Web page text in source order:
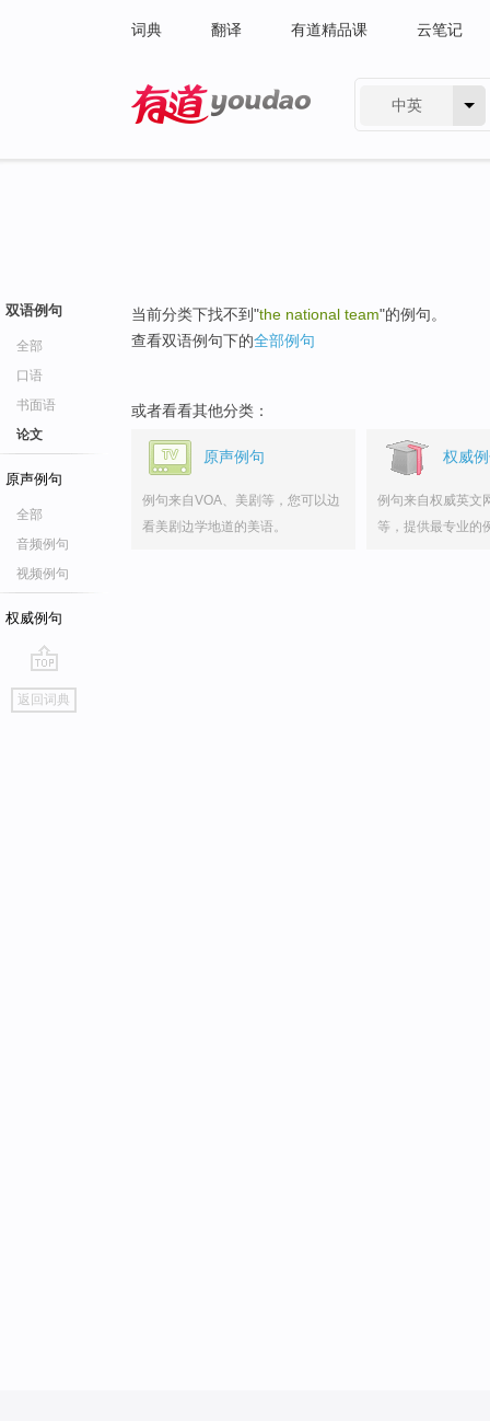
词典 翻译 有道精品课 云笔记
中英
双语例句
全部
口语
书面语
论文
原声例句
全部
音频例句
视频例句
权威例句
go
top
返回词典
当前分类下找不到"the national team"的例句。
查看双语例句下的全部例句
或者看看其他分类：
原声例句
例句来自VOA、美剧等，您可以边
看美剧边学地道的美语。
权威
例句来自权威英文
等，提供最专业的